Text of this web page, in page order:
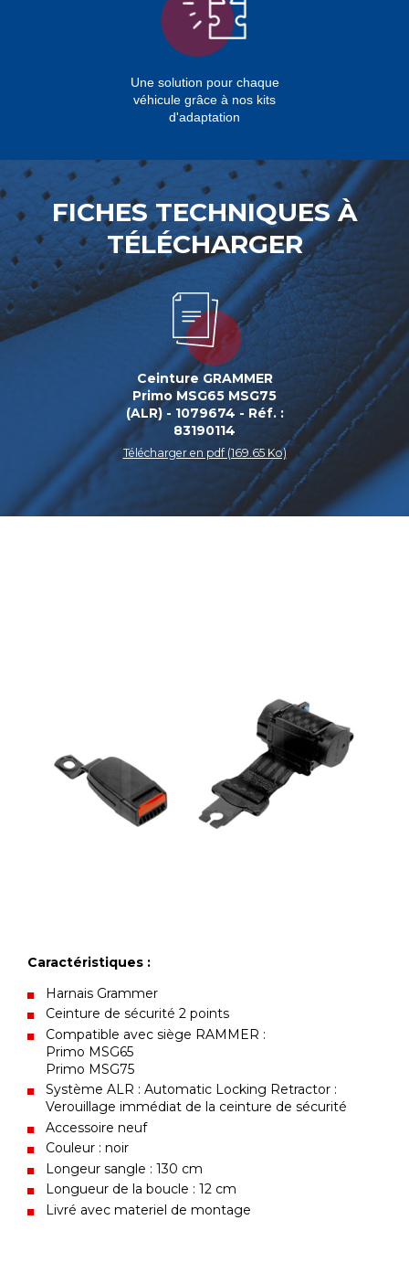
Une solution pour chaque
véhicule grâce à nos kits
d'adaptation
FICHES TECHNIQUES À
TÉLÉCHARGER
Ceinture GRAMMER
Primo MSG65 MSG75
(ALR) - 1079674 - Réf. :
83190114
Télécharger en pdf (169.65 Ko)
Caractéristiques :
Harnais Grammer
Ceinture de sécurité 2 points
Compatible avec siège RAMMER :
Primo MSG65
Primo MSG75
Système ALR : Automatic Locking Retractor :
Verouillage immédiat de la ceinture de sécurité
Accessoire neuf
Couleur : noir
Longeur sangle : 130 cm
Longueur de la boucle : 12 cm
Livré avec materiel de montage